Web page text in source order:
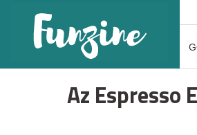
Az Espresso